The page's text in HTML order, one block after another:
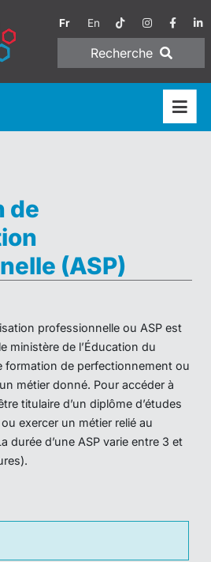
Fr En
Recherche
de
(ASP)
professionnelle ou ASP est
ministère de l’Éducation du
formation de perfectionnement ou
métier donné. Pour accéder à
titulaire d’un diplôme d’études
exercer un métier relié au
durée d’une ASP varie entre 3 et